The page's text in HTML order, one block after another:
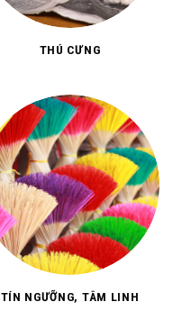
THÚ CƯNG
TÍN NGƯỠNG, TÂM LINH